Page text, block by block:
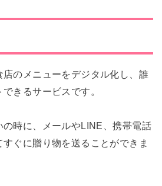
店のメニューをデジタル化し、誰
きるサービスです。
時に、メールやLINE、携帯電話
ぐに贈り物を送ることができま